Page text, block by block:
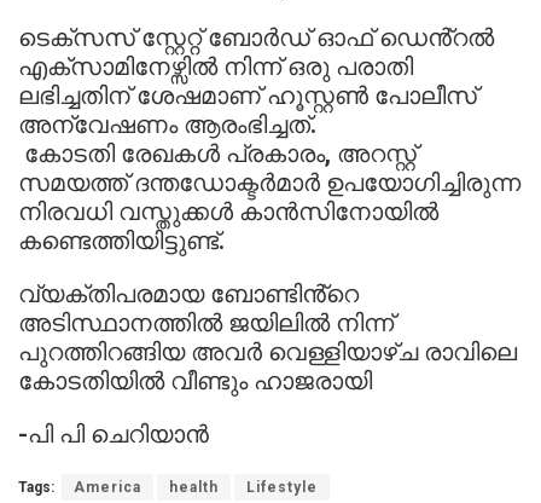
ടെക്സസ് സ്റ്റേറ്റ് ബോർഡ് ഓഫ് ഡെൻ്റൽ
എക്സാമിനേഴ്സിൽ നിന്ന് ഒരു പരാതി
ലഭിച്ചതിന് ശേഷമാണ് ഹൂസ്റ്റൺ പോലീസ്
അന്വേഷണം ആരംഭിച്ചത്.
കോടതി രേഖകൾ പ്രകാരം, അറസ്റ്റ്
സമയത്ത് ദന്തഡോക്ടർമാർ ഉപയോഗിച്ചിരുന്ന
നിരവധി വസ്തുക്കൾ കാൻസിനോയിൽ
കണ്ടെത്തിയിട്ടുണ്ട്.
വ്യക്തിപരമായ ബോണ്ടിൻ്റെ
അടിസ്ഥാനത്തിൽ ജയിലിൽ നിന്ന്
പുറത്തിറങ്ങിയ അവർ വെള്ളിയാഴ്ച രാവിലെ
കോടതിയിൽ വീണ്ടും ഹാജരായി
-പി പി ചെറിയാൻ
Tags: America health Lifestyle